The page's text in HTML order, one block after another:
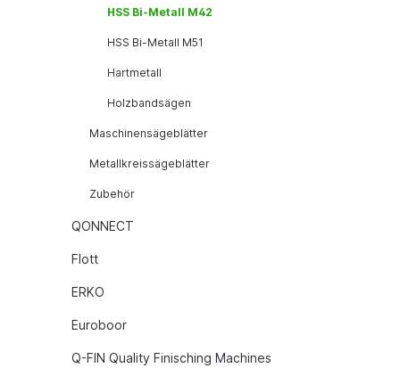
HSS Bi-Metall M42
HSS Bi-Metall M51
Hartmetall
Holzbandsägen
Maschinensägeblätter
Metallkreissägeblätter
Zubehör
QONNECT
Flott
ERKO
Euroboor
Q-FIN Quality Finisching Machines